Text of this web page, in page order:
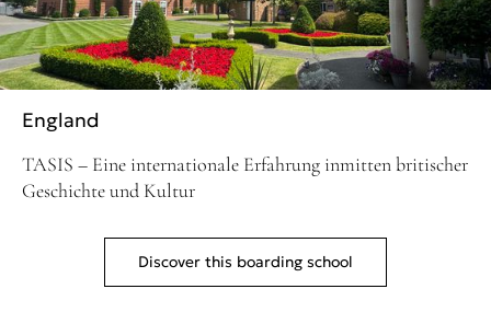
England
TASIS – Eine internationale Erfahrung inmitten britischer
Geschichte und Kultur
Discover this boarding school